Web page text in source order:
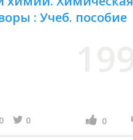
: Учеб. пособие
0 0 0